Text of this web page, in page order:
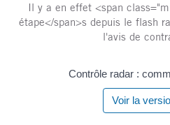
Il y a en effet <span
étape</span>s depuis le flash
l'avis de
Contrôle radar :
Voir la